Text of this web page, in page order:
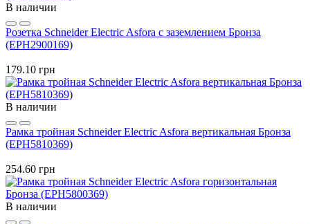
В наличии
Розетка Schneider Electric Asfora с заземлением Бронза
(EPH2900169)
179.10 грн
В наличии
Рамка тройная Schneider Electric Asfora вертикальная Бронза
(EPH5810369)
254.60 грн
В наличии